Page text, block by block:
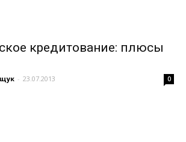
кредитование: плюсы
- 23.07.2013 0